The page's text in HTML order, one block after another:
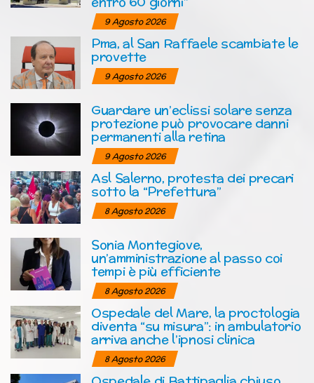
9 Agosto 2026
Pma, al San Raffaele scambiate le
provette
9 Agosto 2026
Guardare un’eclissi solare senza
protezione può provocare danni
permanenti alla retina
9 Agosto 2026
Asl Salerno, protesta dei precari
sotto la “Prefettura”
8 Agosto 2026
Sonia Montegiove,
un’amministrazione al passo coi
tempi è più efficiente
8 Agosto 2026
Ospedale del Mare, la proctologia
diventa “su misura”: in ambulatorio
arriva anche l’ipnosi clinica
8 Agosto 2026